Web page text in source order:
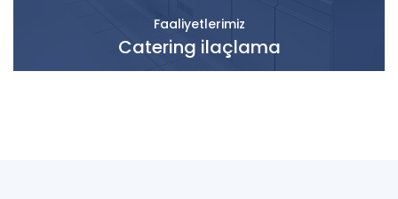
Faaliyetlerimiz
Catering ilaçlama